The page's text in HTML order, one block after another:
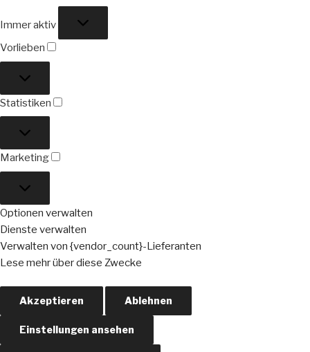
Immer aktiv
Vorlieben
Statistiken
Marketing
Optionen verwalten
Dienste verwalten
Verwalten von {vendor_count}-Lieferanten
Lese mehr über diese Zwecke
Akzeptieren Ablehnen
Einstellungen ansehen